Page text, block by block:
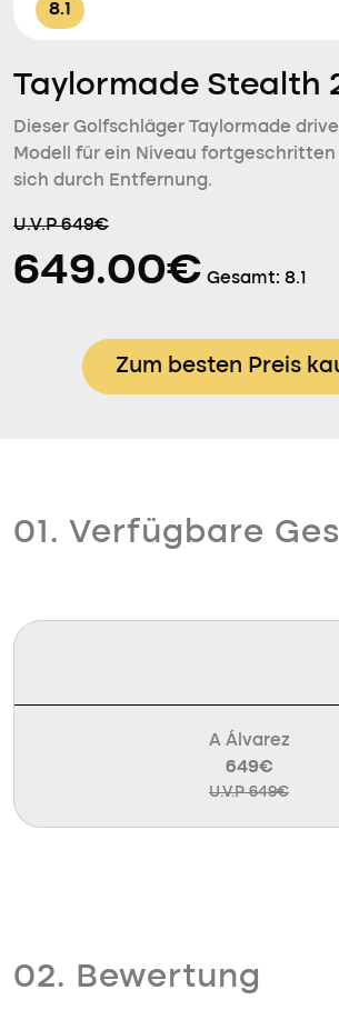
8.1
Taylormade Stealth
Dieser Golfschläger Taylormade
Modell für ein Niveau
sich durch Entfernung.
U.V.P 649€
649.00€ Gesamt: 8.1
Zum besten Preis
01. Verfügbare
A Álvarez
649€
U.V.P 649€
02. Bewertung